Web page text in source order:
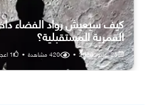
كيف سيعيش رواد الفضاء
القمرية المستقبلية؟
25 يوليو، 2026 •
420مشاهدة •
1